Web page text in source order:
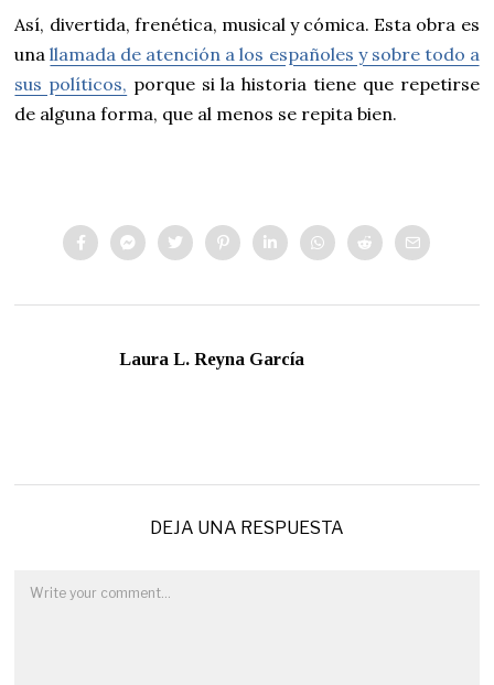
Así, divertida, frenética, musical y cómica. Esta obra es
unallamada de atención a los españoles y sobre todo a
sus políticos, porque si la historia tiene que repetirse
de alguna forma, que al menos se repita bien.
Laura L. Reyna García
DEJA UNA RESPUESTA